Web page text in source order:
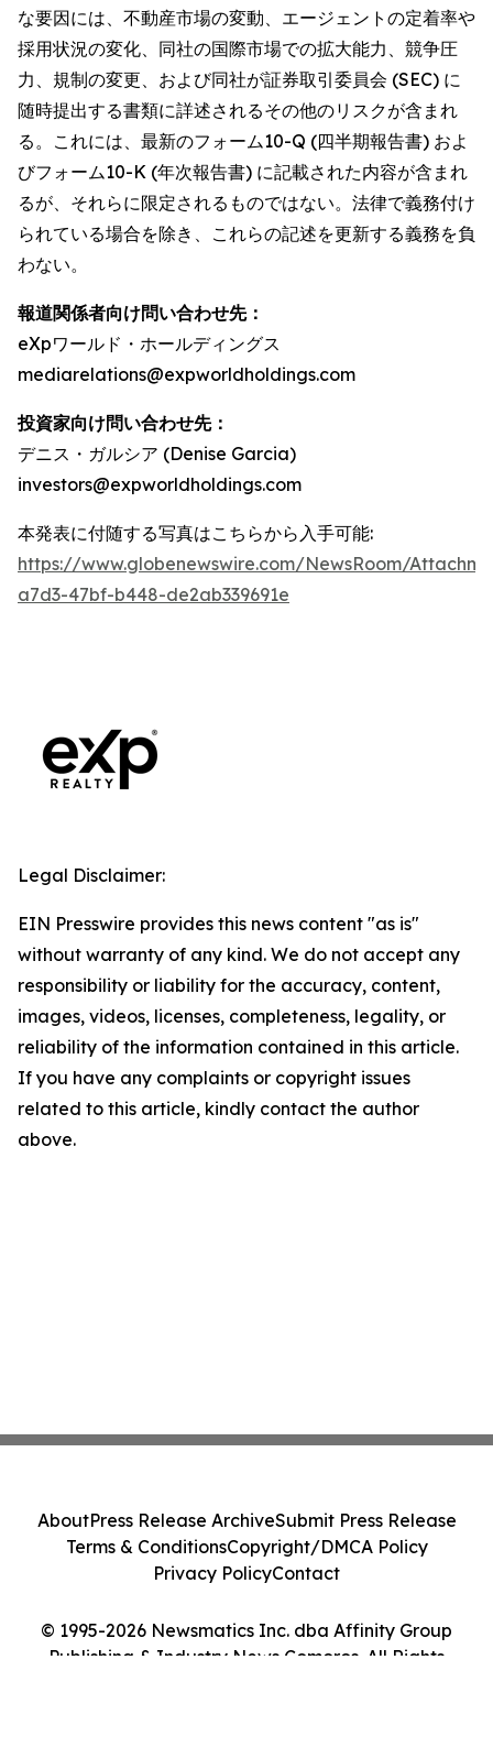
な要因には、不動産市場の変動、エージェントの定着率や
採用状況の変化、同社の国際市場での拡大能力、競争圧
力、規制の変更、および同社が証券取引委員会 (SEC) に
随時提出する書類に詳述されるその他のリスクが含まれ
る。これには、最新のフォーム10-Q (四半期報告書) およ
びフォーム10-K (年次報告書) に記載された内容が含まれ
るが、それらに限定されるものではない。法律で義務付け
られている場合を除き、これらの記述を更新する義務を負
わない。
報道関係者向け問い合わせ先：
eXpワールド・ホールディングス
mediarelations@expworldholdings.com
投資家向け問い合わせ先：
デニス・ガルシア (Denise Garcia)
investors@expworldholdings.com
本発表に付随する写真はこちらから入手可能:
https://www.globenewswire.com/NewsRoom/
a7d3-47bf-b448-de2ab339691e
Legal Disclaimer:
EIN Presswire provides this news content "as is"
without warranty of any kind. We do not accept any
responsibility or liability for the accuracy, content,
images, videos, licenses, completeness, legality, or
reliability of the information contained in this article.
If you have any complaints or copyright issues
related to this article, kindly contact the author
above.
© 1995-2026 Newsmatics Inc. dba Affinity Group
Publishing & Industry News Comoros. All Rights
AboutPress Release ArchiveSubmit Press Release
Terms & ConditionsCopyright/DMCA Policy
Privacy PolicyContact